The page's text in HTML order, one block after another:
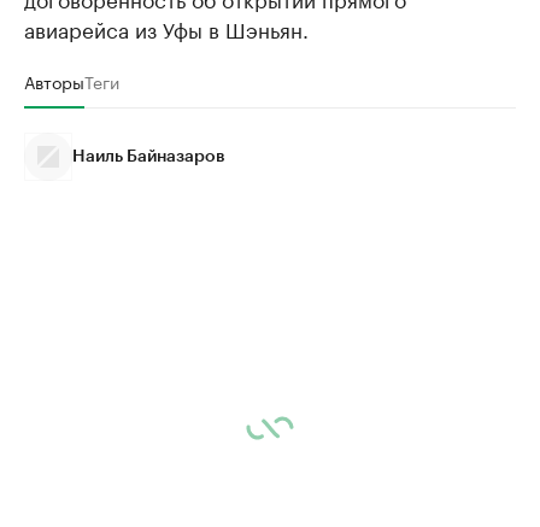
авиарейса из Уфы в Шэньян.
АвторыТеги
Наиль Байназаров